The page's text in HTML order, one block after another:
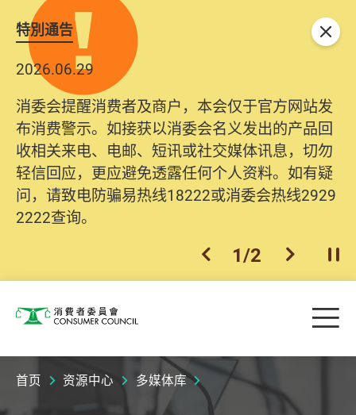
特別通告
2026.06.29
消委会提醒消费者及商户，本会仅于官方网站发
布消费警示。如接获以消委会名义发出的产品回
收相关来电、电邮、短讯或社交媒体讯息，切勿
轻信回应，更应避免透露任何个人资料。如有疑
问，请致电防骗易热线18222或消委会热线2929
2222查询。
上一个
1/2 下一个开
关闭
消费者委员会 目
首页 资源中心 多媒体库